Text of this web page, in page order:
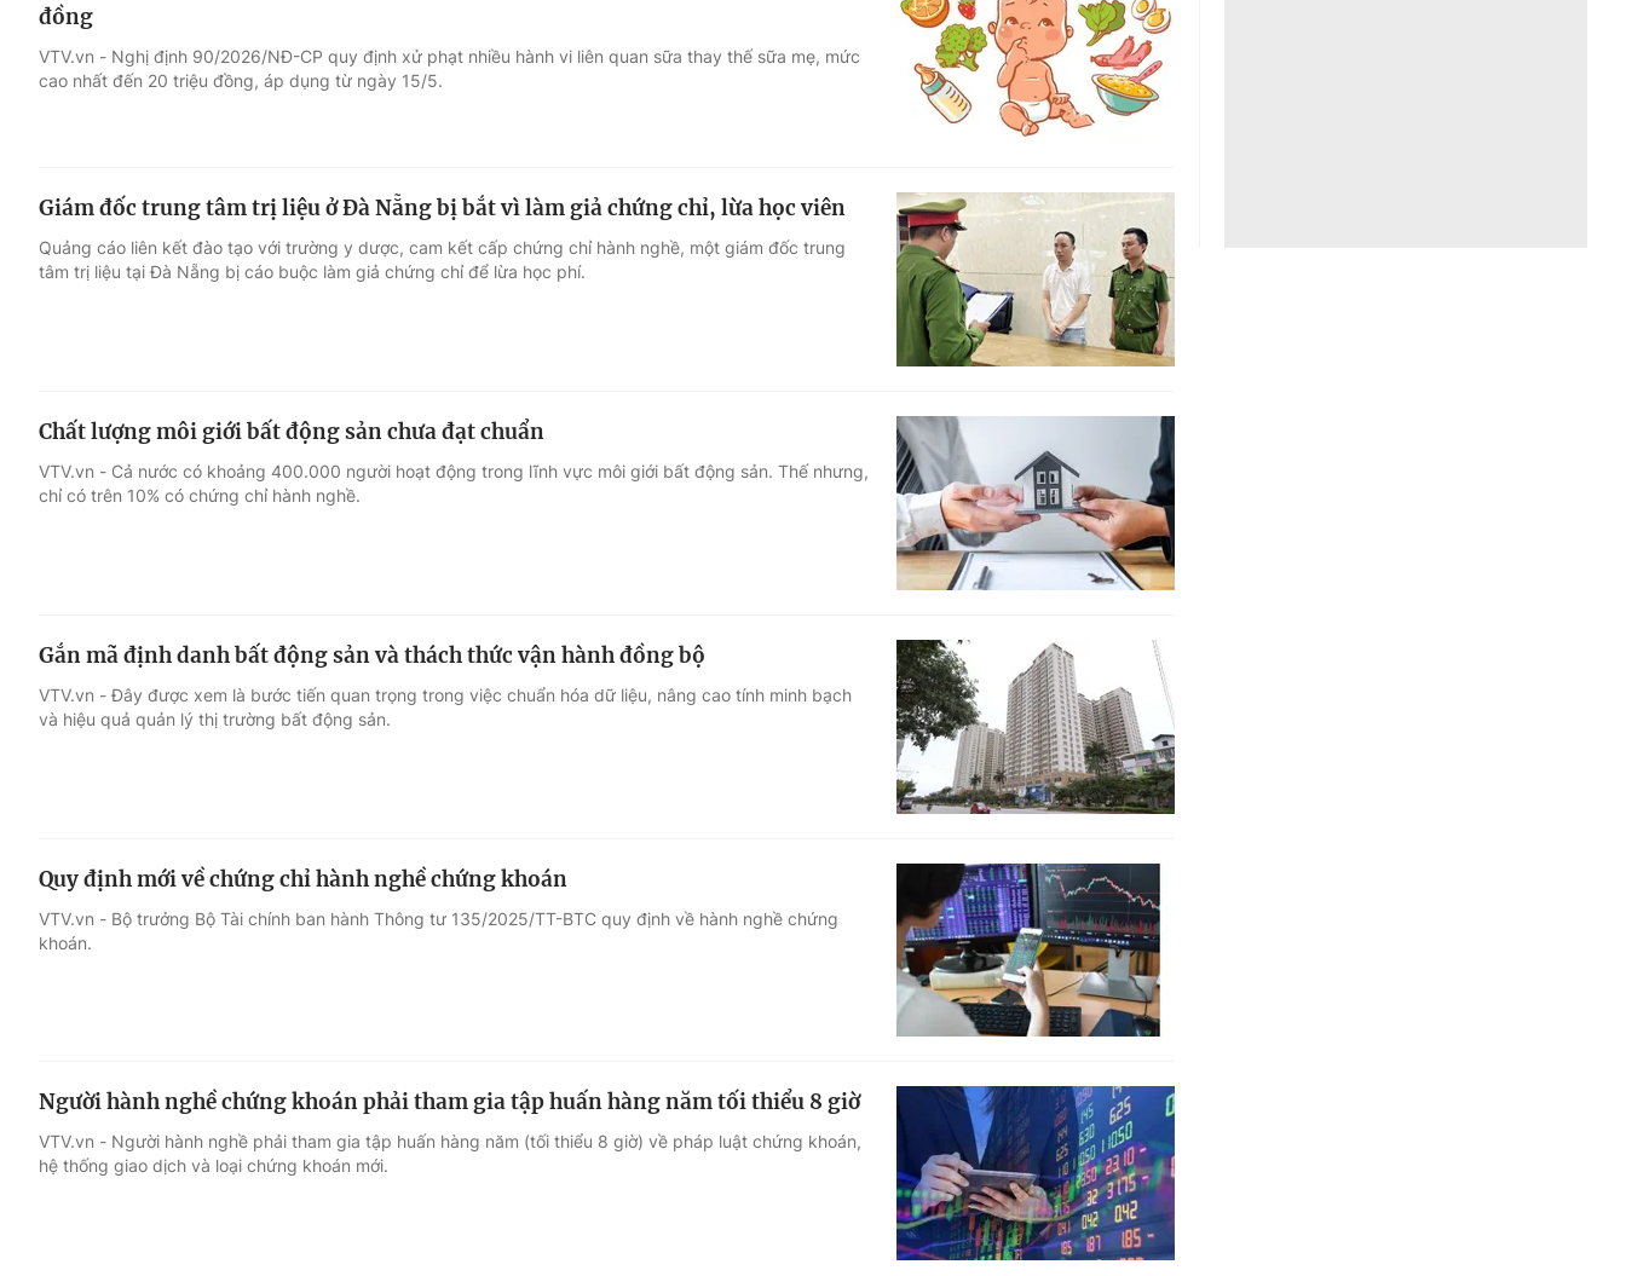
Âm nhạc
Sao
Chất lượng cuộc sống
Sản phẩm
Thị trường
Tư vấn
đồng
VTV.vn - Nghị định 90/2026/NĐ-CP quy định xử phạt nhiều hành vi liên quan sữa thay thế sữa mẹ, mức
cao nhất đến 20 triệu đồng, áp dụng từ ngày 15/5.
Giám đốc trung tâm trị liệu ở Đà Nẵng bị bắt vì làm giả chứng chỉ, lừa học viên
Quảng cáo liên kết đào tạo với trường y dược, cam kết cấp chứng chỉ hành nghề, một giám đốc trung
tâm trị liệu tại Đà Nẵng bị cáo buộc làm giả chứng chỉ để lừa học phí.
Chất lượng môi giới bất động sản chưa đạt chuẩn
VTV.vn - Cả nước có khoảng 400.000 người hoạt động trong lĩnh vực môi giới bất động sản. Thế nhưng,
chỉ có trên 10% có chứng chỉ hành nghề.
Gắn mã định danh bất động sản và thách thức vận hành đồng bộ
VTV.vn - Đây được xem là bước tiến quan trọng trong việc chuẩn hóa dữ liệu, nâng cao tính minh bạch
và hiệu quả quản lý thị trường bất động sản.
Quy định mới về chứng chỉ hành nghề chứng khoán
VTV.vn - Bộ trưởng Bộ Tài chính ban hành Thông tư 135/2025/TT-BTC quy định về hành nghề chứng
khoán.
Người hành nghề chứng khoán phải tham gia tập huấn hàng năm tối thiểu 8 giờ
VTV.vn - Người hành nghề phải tham gia tập huấn hàng năm (tối thiểu 8 giờ) về pháp luật chứng khoán,
hệ thống giao dịch và loại chứng khoán mới.